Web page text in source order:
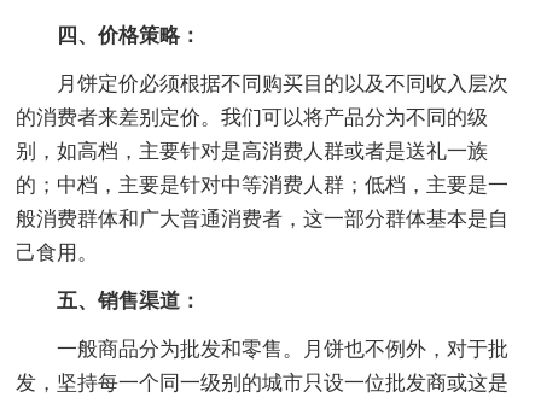
四、价格策略：
月饼定价必须根据不同购买目的以及不同收入层次
的消费者来差别定价。我们可以将产品分为不同的级
别，如高档，主要针对是高消费人群或者是送礼一族
的；中档，主要是针对中等消费人群；低档，主要是一
般消费群体和广大普通消费者，这一部分群体基本是自
己食用。
五、销售渠道：
一般商品分为批发和零售。月饼也不例外，对于批
发，坚持每一个同一级别的城市只设一位批发商或这是